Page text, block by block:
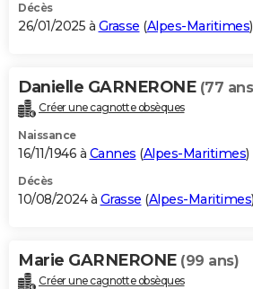
Décès
26/01/2025 à Grasse (Alpes-Maritimes)
Danielle GARNERONE (77
Créer une cagnotte obsèques
Naissance
16/11/1946 à Cannes (Alpes-Maritimes)
Décès
10/08/2024 à Grasse (Alpes-Maritimes)
Marie GARNERONE (99 ans)
Créer une cagnotte obsèques